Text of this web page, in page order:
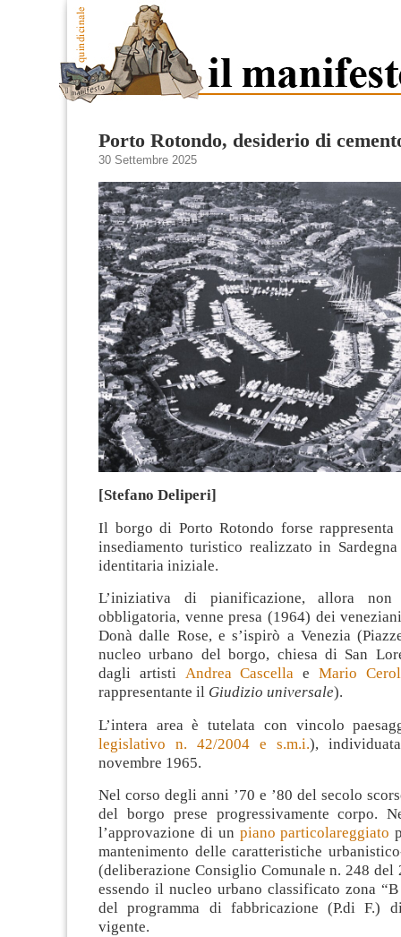
Porto Rotondo, desiderio di
30 Settembre 2025
[Stefano Deliperi]
Il borgo di Porto Rotondo forse rappresenta
insediamento turistico realizzato in
identitaria iniziale.
L’iniziativa di pianificazione, allora non
obbligatoria, venne presa (1964) dei
Donà dalle Rose, e s’ispirò a Venezia
nucleo urbano del borgo, chiesa di San
dagli artisti Andrea Cascella e Mario
rappresentante il Giudizio universale).
L’intera area è tutelata con vincolo
legislativo n. 42/2004 e s.m.i.),
novembre 1965.
Nel corso degli anni ’70 e ’80 del secolo
del borgo prese progressivamente corpo.
l’approvazione di un piano particolareggiato
mantenimento delle caratteristiche
(deliberazione Consiglio Comunale n. 248
essendo il nucleo urbano classificato zona
del programma di fabbricazione (P.di F.)
vigente.